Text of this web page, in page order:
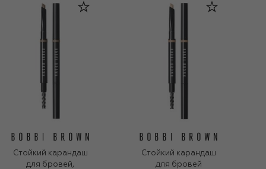
Стойкий карандаш
для бровей,
Стойкий карандаш
для бровей